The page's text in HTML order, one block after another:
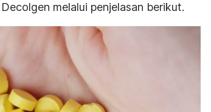
melalui penjelasan berikut.